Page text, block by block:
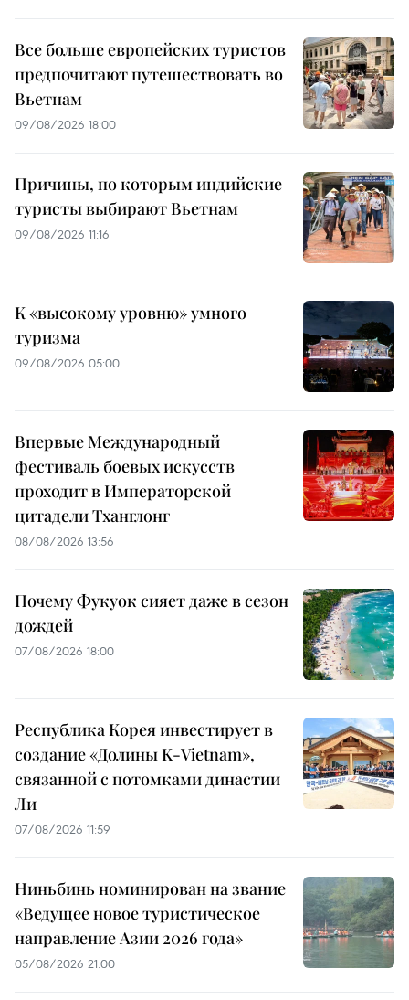
Все больше европейских туристов
предпочитают путешествовать во
Вьетнам
09/08/2026 18:00
Причины, по которым индийские
туристы выбирают Вьетнам
09/08/2026 11:16
К «высокому уровню» умного
туризма
09/08/2026 05:00
Впервые Международный
фестиваль боевых искусств
проходит в Императорской
цитадели Тханглонг
08/08/2026 13:56
Почему Фукуок сияет даже в сезон
дождей
07/08/2026 18:00
Республика Корея инвестирует в
создание «Долины K-Vietnam»,
связанной с потомками династии
Ли
07/08/2026 11:59
Ниньбинь номинирован на звание
«Ведущее новое туристическое
направление Азии 2026 года»
05/08/2026 21:00